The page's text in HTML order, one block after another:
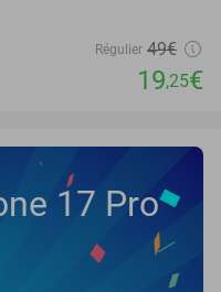
Régulier 49€
19,25€
17 Pro